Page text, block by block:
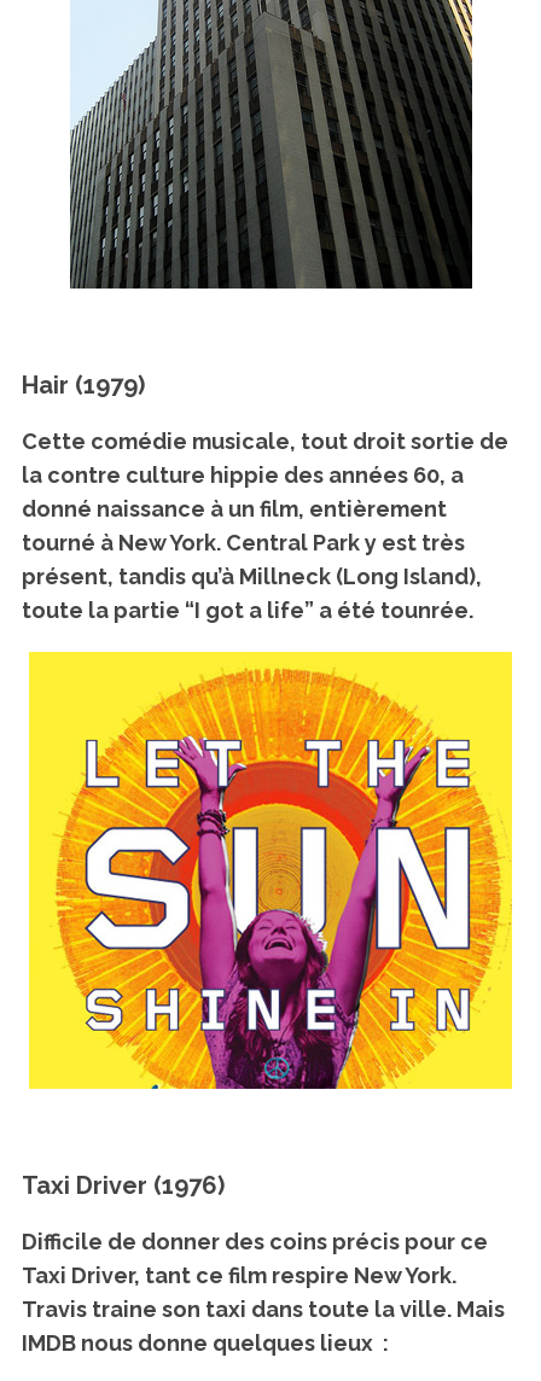
Hair (1979)
Cette comédie musicale, tout droit sortie de
la contre culture hippie des années 60, a
donné naissance à un film, entièrement
tourné à New York. Central Park y est très
présent, tandis qu’à Millneck (Long Island),
toute la partie “I got a life” a été tounrée.
Taxi Driver (1976)
Difficile de donner des coins précis pour ce
Taxi Driver, tant ce film respire New York.
Travis traine son taxi dans toute la ville. Mais
IMDB nous donne quelques lieux :